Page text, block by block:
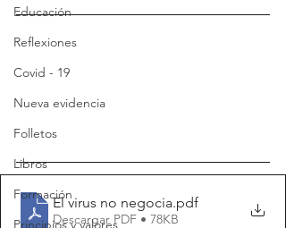
Educación
Reflexiones
Covid - 19
Nueva evidencia
Folletos
Libros
Formación
Principios y valores
El virus no negocia.pdf
Descargar PDF • 78KB